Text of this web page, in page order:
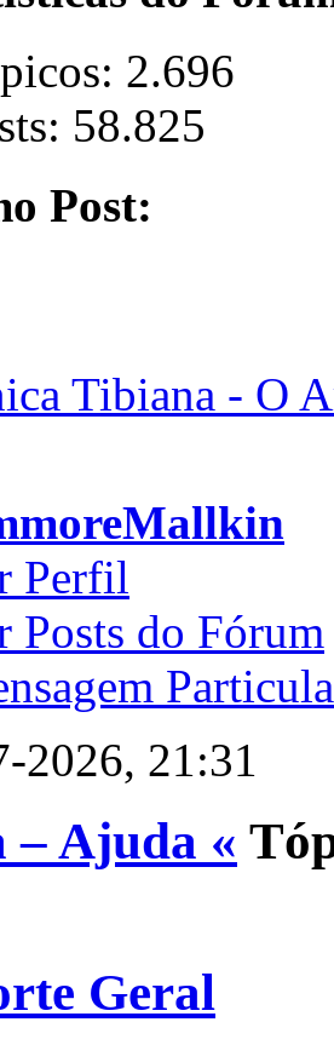
2.696
58.825
Post:
Tibiana - O
Perfil
Posts do Fórum
2026, 21:31
– Ajuda «
Geral